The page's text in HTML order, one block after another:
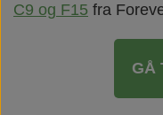
C9 og F15 fra
GÅ